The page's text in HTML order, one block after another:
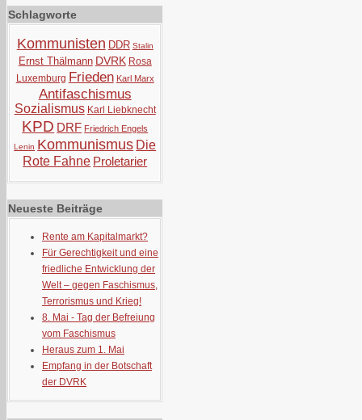
Schlagworte
Kommunisten DDR Stalin
Ernst Thälmann DVRK Rosa
Luxemburg Frieden Karl Marx
Antifaschismus
Sozialismus Karl Liebknecht
KPD DRF Friedrich Engels
Lenin Kommunismus Die
Rote Fahne Proletarier
Neueste Beiträge
Rente am Kapitalmarkt?
Für Gerechtigkeit und eine
friedliche Entwicklung der
Welt – gegen Faschismus,
Terrorismus und Krieg!
8. Mai - Tag der Befreiung
vom Faschismus
Heraus zum 1. Mai
Empfang in der Botschaft
der DVRK